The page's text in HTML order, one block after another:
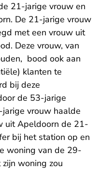
21-jarige vrouw en
De 21-jarige vrouw
met een vrouw uit
Deze vrouw, van
bood ook aan
klanten te
bij deze
de 53-jarige
vrouw haalde
uit Apeldoorn de 21-
bij het station op en
woning van de 29-
woning zou